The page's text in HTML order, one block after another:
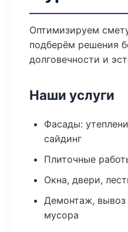
Оптимизируем
подберём решения
долговечности и
Наши услуги
Фасады:
сайдинг
Плиточные
Окна, двери,
Демонтаж, вывоз
мусора